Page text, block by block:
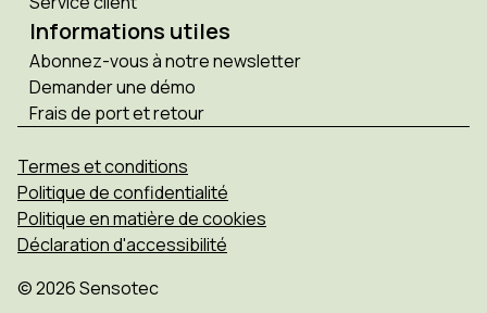
Informations utiles
Abonnez-vous à notre newsletter
Demander une démo
Frais de port et retour
© 2026 Sensotec
Termes et conditions
Politique de confidentialité
Politique en matière de cookies
Déclaration d'accessibilité